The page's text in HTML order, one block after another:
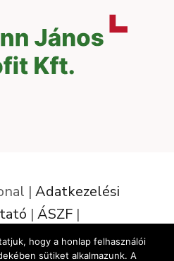
| Adatkezelési
| ÁSZF|
szerződéstől
hogy a honlap felhasználói
sütiket alkalmazunk. A